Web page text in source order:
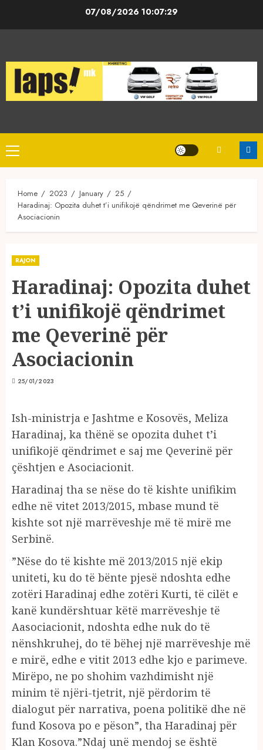
07/08/2026 10:07:29
Primary
Menu
Home 2023 January
25
Haradinaj: Opozita duhet t’i unifikojë qëndrimet me Qeverinë për
Asociacionin
RAJON
Haradinaj: Opozita duhet
t’i unifikojë qëndrimet
me Qeverinë për
Asociacionin
25/01/2023
Ish-ministrja e Jashtme e Kosovës, Meliza
Haradinaj, ka thënë se opozita duhet t’i
unifikojë qëndrimet e saj me Qeverinë për
çështjen e Asociacionit.
Haradinaj tha se nëse do të kishte unifikim
edhe në vitet 2013/2015, mbase mund të
kishte sot një marrëveshje më të mirë me
Serbinë.
”Nëse do të kishte më 2013/2015 një ekip
uniteti, ku do të bënte pjesë ndoshta edhe
zotëri Haradinaj edhe zotëri Kurti, të cilët e
kanë kundërshtuar këtë marrëveshje të
Aasociacionit, ndoshta edhe nuk do të
nënshkruhej, do të bëhej një marrëveshje më
e mirë, edhe e vitit 2013 edhe kjo e parimeve.
Mirëpo, ne po shohim vazhdimisht një
minim të njëri-tjetrit, një përdorim të
dialogut për narrativa, poena politikë dhe në
fund Kosova po e pëson”, tha Haradinaj për
Klan Kosova.”Ndaj unë mendoj se është